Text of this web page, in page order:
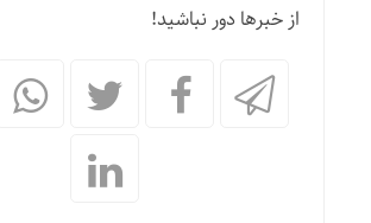
از خبرها دور نباشید!